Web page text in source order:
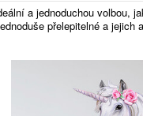
a jednoduchou
přelepitelné a jejich